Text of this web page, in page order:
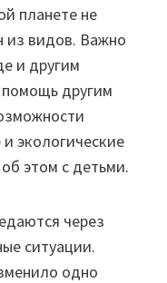
планете не
из видов. Важно
и другим
другим
экологические
этом с детьми.
через
ситуации.
одно